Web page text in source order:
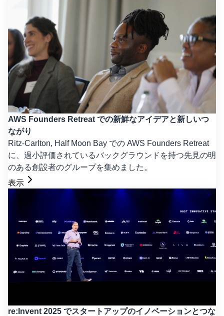
AWS Founders Retreat での新鮮なアイデアと新しいつ
ながり
Ritz-Carlton, Half Moon Bay での AWS Founders Retreat
に、過小評価されているバックグラウンドを持つ先見の明
のある創設者のグループを集めました。
表示
re:Invent 2025 でスタートアップのイノベーションとつな